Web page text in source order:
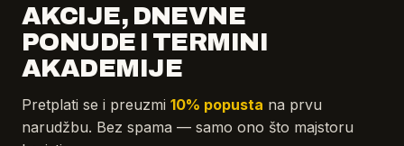
AKCIJE, DNEVNE
PONUDE I TERMINI
AKADEMIJE
Pretplati se i preuzmi 10% popusta na prvu
narudžbu. Bez spama — samo ono što majstoru